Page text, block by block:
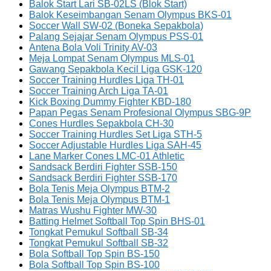
Balok Start Lari SB-02LS (Blok Start)
Balok Keseimbangan Senam Olympus BKS-01
Soccer Wall SW-02 (Boneka Sepakbola)
Palang Sejajar Senam Olympus PSS-01
Antena Bola Voli Trinity AV-03
Meja Lompat Senam Olympus MLS-01
Gawang Sepakbola Kecil Liga GSK-120
Soccer Training Hurdles Liga TH-01
Soccer Training Arch Liga TA-01
Kick Boxing Dummy Fighter KBD-180
Papan Pegas Senam Profesional Olympus SBG-9P
Cones Hurdles Sepakbola CH-30
Soccer Training Hurdles Set Liga STH-5
Soccer Adjustable Hurdles Liga SAH-45
Lane Marker Cones LMC-01 Athletic
Sandsack Berdiri Fighter SSB-150
Sandsack Berdiri Fighter SSB-170
Bola Tenis Meja Olympus BTM-2
Bola Tenis Meja Olympus BTM-1
Matras Wushu Fighter MW-30
Batting Helmet Softball Top Spin BHS-01
Tongkat Pemukul Softball SB-34
Tongkat Pemukul Softball SB-32
Bola Softball Top Spin BS-150
Bola Softball Top Spin BS-100